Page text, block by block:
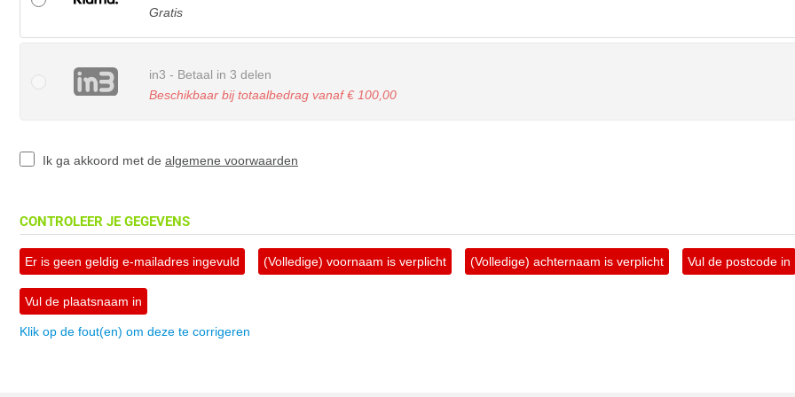
Gratis
in3 - Betaal in 3 delen
Beschikbaar bij totaalbedrag vanaf € 100,00
Ik ga akkoord met de algemene voorwaarden
CONTROLEER JE GEGEVENS
Er is geen geldig e-mailadres ingevuld (Volledige) voornaam is verplicht (Volledige) achternaam is verplicht Vul de postcode in
Vul de plaatsnaam in
Klik op de fout(en) om deze te corrigeren